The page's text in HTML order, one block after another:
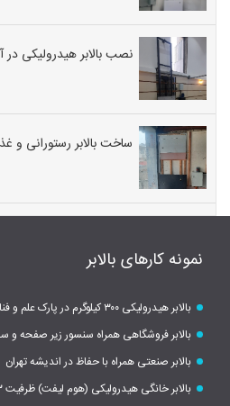
نصب بالابر هیدرولیکی
ساخت بالابر رستورانی و
نمونه کارهای بالابر
بالابر هیدرولیکی ۳۰۰ کیلوگرم در پارک علم و فناوری گرمدره کرج
بالابر فروشگاهی همراه سنسور زیر صفحه و سقفی
بالابر صنعتی همراه با حفاظ در اندیشه تهران
بالابر خانگی هیدرولیکی (هوم لیفت) ظرفیت ۳ نفر